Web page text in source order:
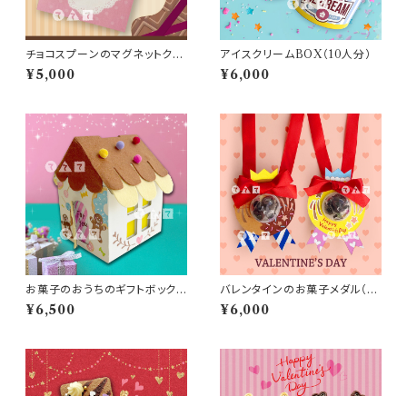
チョコスプーンのマグネットクリ
ップ（10人分）
¥5,000
アイスクリームBOX（10人分）
¥6,000
お菓子のおうちのギフトボックス
（10人分）
¥6,500
バレンタインのお菓子メダル（10
人分）
¥6,000